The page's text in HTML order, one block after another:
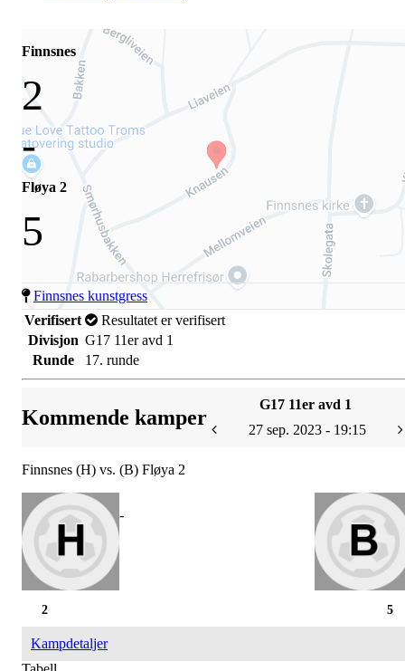
Finnsnes
2
-
Fløya 2
5
Finnsnes kunstgress
Verifisert
Resultatet er verifisert
Divisjon G17 11er avd 1
Runde
17. runde
Kommende kamper
G17 11er avd 1
27 sep. 2023 - 19:15
Finnsnes (H) vs. (B) Fløya 2
-
5
2
Kampdetaljer